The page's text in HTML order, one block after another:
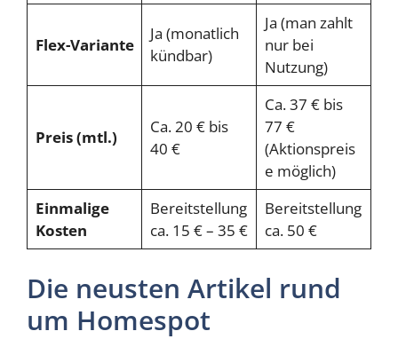
Flex-Variante
Ja (monatlich
kündbar)
Ja (man zahlt
nur bei
Nutzung)
Preis (mtl.)
Ca. 20 € bis
40 €
Ca. 37 € bis
77 €
(Aktionspreis
e möglich)
Einmalige
Kosten
Bereitstellung
ca. 15 € – 35 €
Bereitstellung
ca. 50 €
Die neusten Artikel rund
um Homespot